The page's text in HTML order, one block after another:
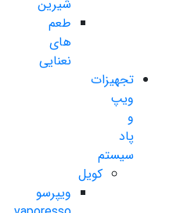
شیرین
طعم
های
نعنایی
تجهیزات
ویپ
و
پاد
سیستم
کویل
ویپرسو